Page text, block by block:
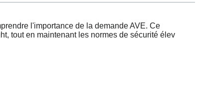
l'importance de la demande AVE. Ce
tout en maintenant les normes de sécurité élev